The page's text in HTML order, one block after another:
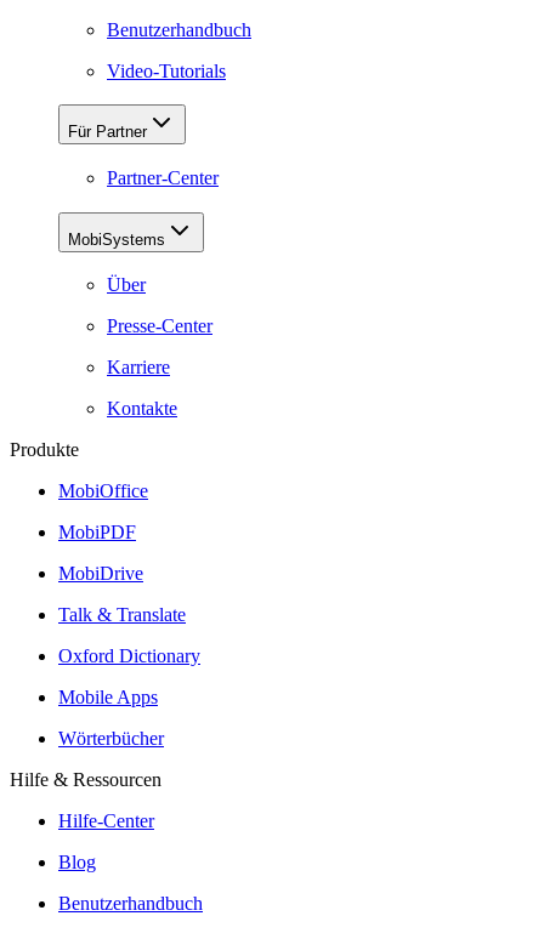
Benutzerhandbuch
Video-Tutorials
Für Partner
Partner-Center
MobiSystems
Über
Presse-Center
Karriere
Kontakte
Produkte
MobiOffice
MobiPDF
MobiDrive
Talk & Translate
Oxford Dictionary
Mobile Apps
Wörterbücher
Hilfe & Ressourcen
Hilfe-Center
Blog
Benutzerhandbuch